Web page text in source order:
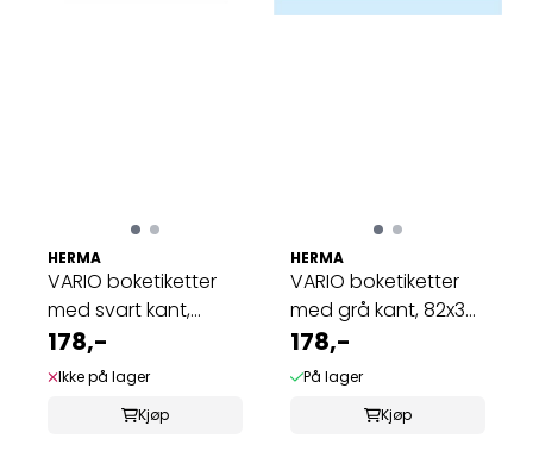
HERMA
VARIO boketiketter
med svart kant,
82x55 mm, 6 ...
178,-
Ikke på lager
Kjøp
HERMA
VARIO boketiketter
med grå kant, 82x36
mm, 6 ark ...
178,-
På lager
Kjøp